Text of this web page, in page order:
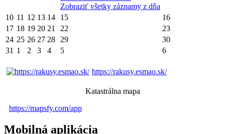
Zobraziť všetky záznamy z dňa
10 11 12 13 14 15
16
17 18 19 20 21 22
23
24 25 26 27 28 29
30
31 1 2 3 4 5 6
https://rakusy.esmao.sk/
Katastrálna mapa
https://mapsfy.com/app
Mobilná aplikácia